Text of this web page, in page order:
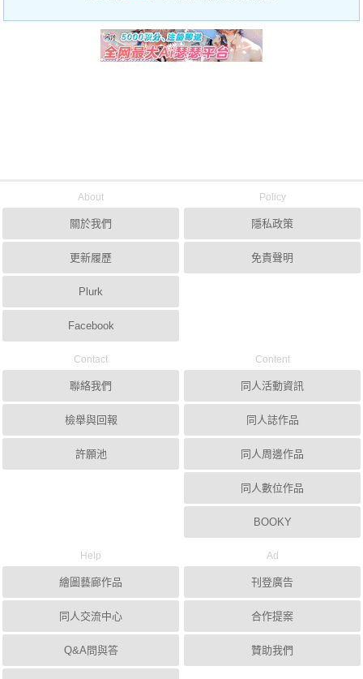
About
關於我們
更新履歷
Plurk
Facebook
Policy
隱私政策
免責聲明
Contact
聯絡我們
檢舉與回報
許願池
Content
同人活動資訊
同人誌作品
同人周邊作品
同人數位作品
BOOKY
Help
繪圖藝廊作品
同人交流中心
Q&A問與答
Ad
刊登廣告
合作提案
贊助我們